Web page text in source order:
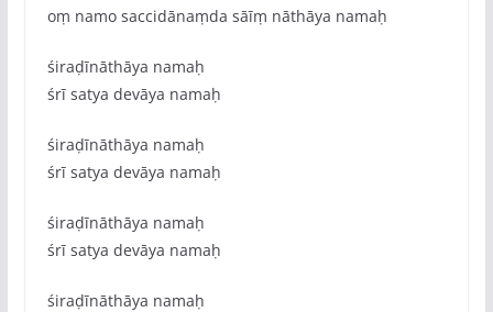
oṃ namo saccidānaṃda sāīṃ nāthāya namaḥ
śiraḍīnāthāya namaḥ
śrī satya devāya namaḥ
śiraḍīnāthāya namaḥ
śrī satya devāya namaḥ
śiraḍīnāthāya namaḥ
śrī satya devāya namaḥ
śiraḍīnāthāya namaḥ